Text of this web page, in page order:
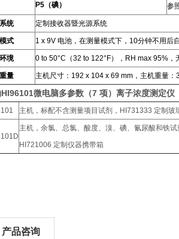
P5（碘） 参
统 定制接收器暨光源系统
式 1 x 9V电池，在测量模式下， 10分钟不用后
境 0 to 50°C （32 to 122°F），RH max 95%，
量 主机尺寸： 192 x 104 x 69 mm ，主机重量：
微电脑多参数（7 项）离子浓度测定
主机，标配不含测量项目试剂，HI731333 定制
主机，余氯、总氯、酸度、溴、碘、氰尿酸和铁
HI721006 定制仪器携带箱
产品咨询